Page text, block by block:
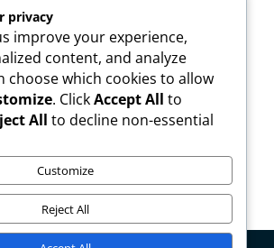
SERIES
privacy
improve your experience,
content, and analyze
choose which cookies to allow
. ClickAccept All to
All to decline non-essential
Customize
Reject All